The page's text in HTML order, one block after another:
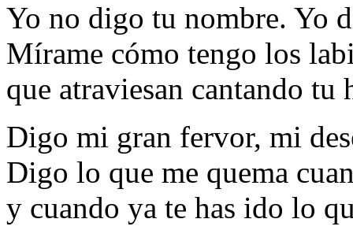
Yo no digo tu nombre. Yo
Mírame cómo tengo los
que atraviesan cantando tu
Digo mi gran fervor, mi
Digo lo que me quema
y cuando ya te has ido lo